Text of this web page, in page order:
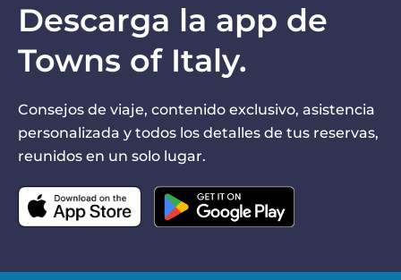
Descarga la app de
Towns of Italy.
Consejos de viaje, contenido exclusivo, asistencia
personalizada y todos los detalles de tus reservas,
reunidos en un solo lugar.